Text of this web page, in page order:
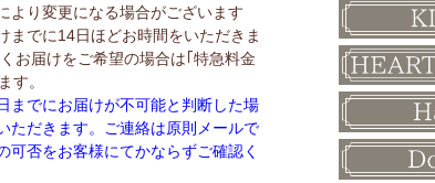
より変更になる場合がございます
までに14日ほどお時間をいただきま
お届けをご希望の場合は｢特急料金
す。
までにお届けが不可能と判断した場
ただきます。ご連絡は原則メールで
可否をお客様にてかならずご確認く